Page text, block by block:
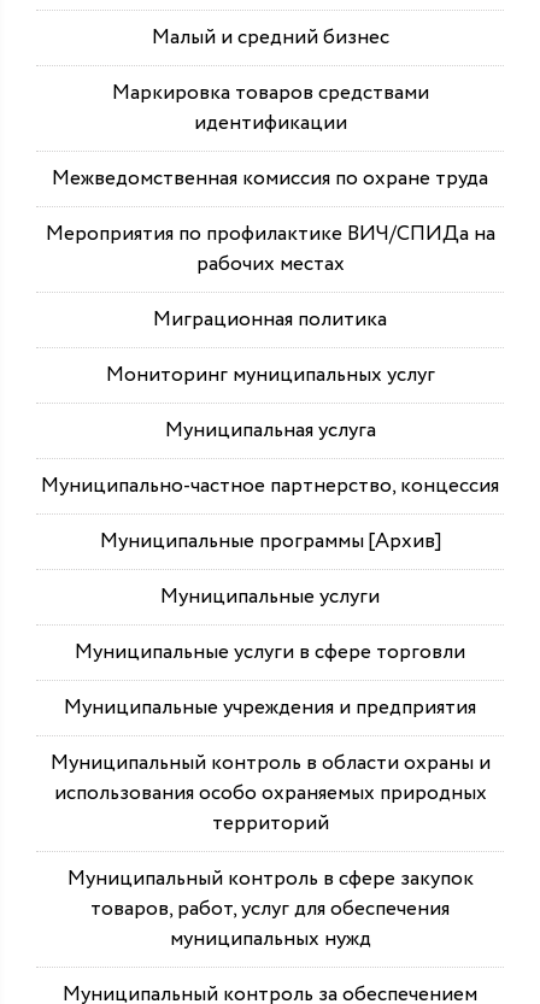
Малый и средний бизнес
Маркировка товаров средствами
идентификации
Межведомственная комиссия по охране труда
Мероприятия по профилактике ВИЧ/СПИДа на
рабочих местах
Миграционная политика
Мониторинг муниципальных услуг
Муниципальная услуга
Муниципально-частное партнерство, концессия
Муниципальные программы [Архив]
Муниципальные услуги
Муниципальные услуги в сфере торговли
Муниципальные учреждения и предприятия
Муниципальный контроль в области охраны и
использования особо охраняемых природных
территорий
Муниципальный контроль в сфере закупок
товаров, работ, услуг для обеспечения
муниципальных нужд
Муниципальный контроль за обеспечением